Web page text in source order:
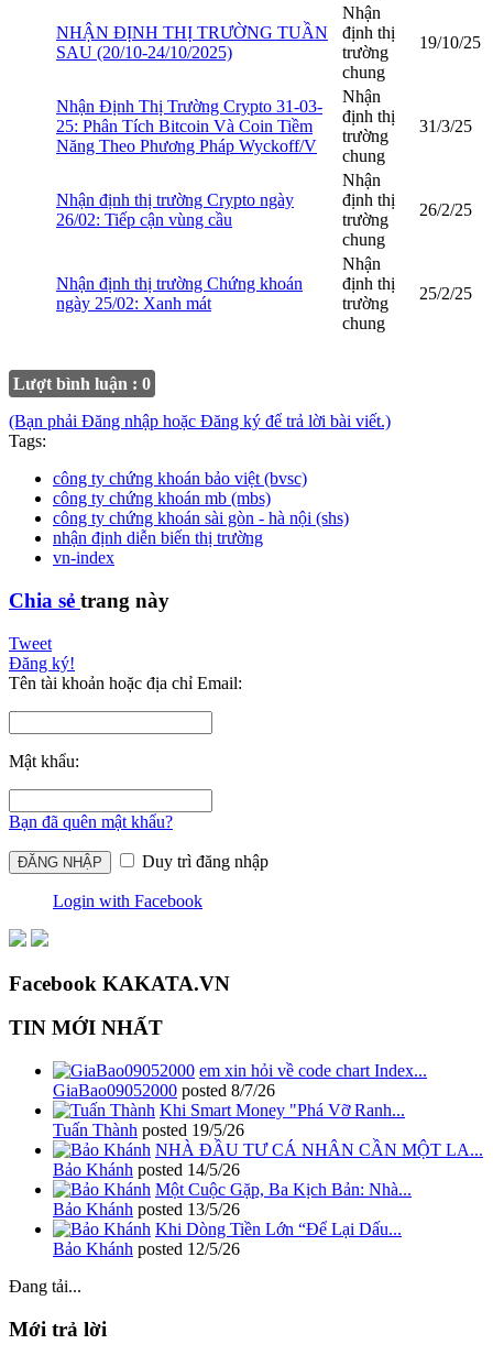
NHẬN ĐỊNH THỊ TRƯỜNG TUẦN
SAU (20/10-24/10/2025)
Nhận
định thị
trường
chung
19/10/25
Nhận Định Thị Trường Crypto 31-03-
25: Phân Tích Bitcoin Và Coin Tiềm
Năng Theo Phương Pháp Wyckoff/V
Nhận
định thị
trường
chung
31/3/25
Nhận định thị trường Crypto ngày
26/02: Tiếp cận vùng cầu
Nhận
định thị
trường
chung
26/2/25
Nhận định thị trường Chứng khoán
ngày 25/02: Xanh mát
Nhận
định thị
trường
chung
25/2/25
Lượt bình luận : 0
(Bạn phải Đăng nhập hoặc Đăng ký để trả lời bài viết.)
Tags:
công ty chứng khoán bảo việt (bvsc)
công ty chứng khoán mb (mbs)
công ty chứng khoán sài gòn - hà nội (shs)
nhận định diễn biến thị trường
vn-index
Chia sẻ trang này
Tweet
Đăng ký!
Tên tài khoản hoặc địa chỉ Email:
Mật khẩu:
Bạn đã quên mật khẩu?
Duy trì đăng nhập
Login with Facebook
Facebook KAKATA.VN
TIN MỚI NHẤT
em xin hỏi về code chart Index...
GiaBao09052000 posted 8/7/26
Khi Smart Money "Phá Vỡ Ranh...
Tuấn Thành posted 19/5/26
NHÀ ĐẦU TƯ CÁ NHÂN CẦN MỘT LA...
Bảo Khánh posted 14/5/26
Một Cuộc Gặp, Ba Kịch Bản: Nhà...
Bảo Khánh posted 13/5/26
Khi Dòng Tiền Lớn “Để Lại Dấu...
Bảo Khánh posted 12/5/26
Đang tải...
Mới trả lời